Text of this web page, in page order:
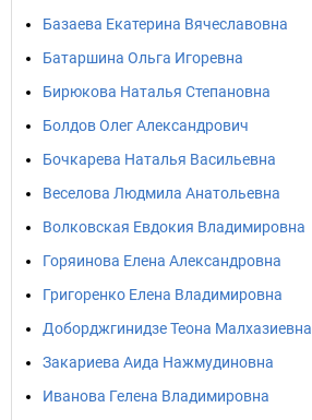
Базаева Екатерина Вячеславовна
Батаршина Ольга Игоревна
Бирюкова Наталья Степановна
Болдов Олег Александрович
Бочкарева Наталья Васильевна
Веселова Людмила Анатольевна
Волковская Евдокия Владимировна
Горяинова Елена Александровна
Григоренко Елена Владимировна
Доборджгинидзе Теона Малхазиевна
Закариева Аида Нажмудиновна
Иванова Гелена Владимировна